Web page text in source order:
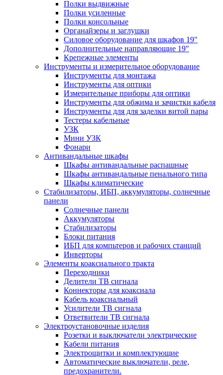
Полки выдвижные
Полки усиленные
Полки консольные
Органайзеры и заглушки
Силовое оборудование для шкафов 19"
Дополнительные направляющие 19"
Крепежные элементы
Инструменты и измерительное оборудование
Инструменты для монтажа
Инструменты для оптики
Измерительные приборы для оптики
Инструменты для обжима и зачистки кабеля
Инструменты для для заделки витой пары
Тестеры кабельные
УЗК
Мини УЗК
Фонари
Антивандальные шкафы
Шкафы антивандальные распашные
Шкафы антивандальные пенального типа
Шкафы климатические
Стабилизаторы, ИБП, аккумуляторы, солнечные
панели
Солнечные панели
Аккумуляторы
Стабилизаторы
Блоки питания
ИБП для компьтеров и рабочих станций
Инверторы
Элементы коаксиального тракта
Переходники
Делители ТВ сигнала
Коннекторы для коаксиала
Кабель коаксиальный
Усилители ТВ сигнала
Ответвители ТВ сигнала
Электроустановочные изделия
Розетки и выключатели электрические
Кабели питания
Электрощитки и комплектующие
Автоматические выключатели, реле,
предохранители.